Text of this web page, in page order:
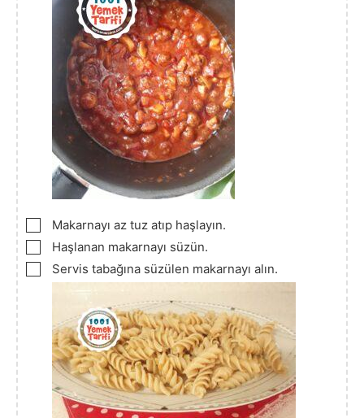
▢
Makarnayı az tuz atıp haşlayın.
▢
Haşlanan makarnayı süzün.
▢
Servis tabağına süzülen makarnayı alın.